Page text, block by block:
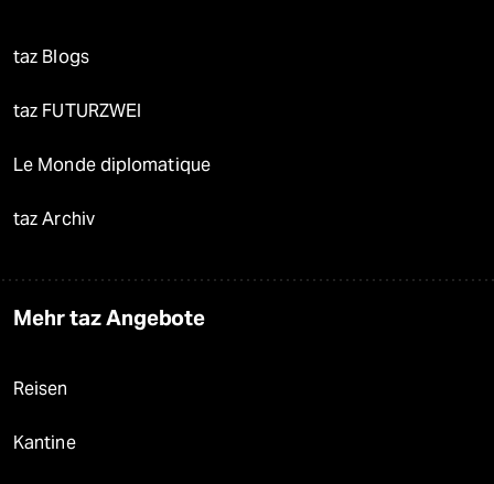
taz Blogs
taz FUTURZWEI
Le Monde diplomatique
taz Archiv
Mehr taz Angebote
Reisen
Kantine